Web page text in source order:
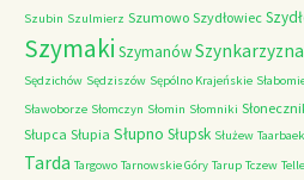
Szubin Szulmierz Szumowo Szydłowiec
Szymaki SzymanówSzynkarzyzna
Sędzichów Sędziszów Sępólno Krajeńskie
Sławoborze Słomczyn Słomin Słomniki
Słupca Słupia Słupno Słupsk Służew Taarbaek
Tarda Targowo Tarnowskie Góry Tarup Tczew